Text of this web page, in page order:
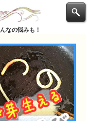
なの悩みも！